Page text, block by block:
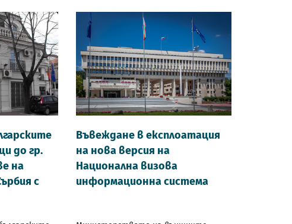
до гр.
на
с
Въвеждане в експлоатация
на нова версия на
Национална визова
информационна система